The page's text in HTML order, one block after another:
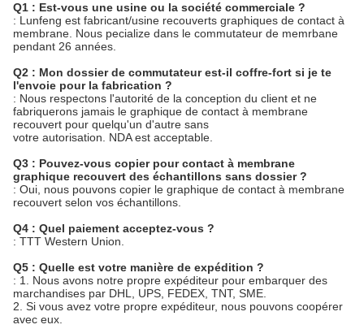
Q1 : Est-vous une usine ou la société commerciale ?
: Lunfeng est fabricant/usine recouverts graphiques de contact à
membrane. Nous pecialize dans le commutateur de memrbane
pendant 26 années.
Q2 : Mon dossier de commutateur est-il coffre-fort si je te
l'envoie pour la fabrication ?
: Nous respectons l'autorité de la conception du client et ne
fabriquerons jamais le graphique de contact à membrane
recouvert pour quelqu'un d'autre sans
votre autorisation. NDA est acceptable.
Q3 : Pouvez-vous copier pour contact à membrane
graphique recouvert des échantillons sans dossier ?
: Oui, nous pouvons copier le graphique de contact à membrane
recouvert selon vos échantillons.
Q4 : Quel paiement acceptez-vous ?
: TTT Western Union.
Q5 : Quelle est votre manière de expédition ?
: 1. Nous avons notre propre expéditeur pour embarquer des
marchandises par DHL, UPS, FEDEX, TNT, SME.
2. Si vous avez votre propre expéditeur, nous pouvons coopérer
avec eux.